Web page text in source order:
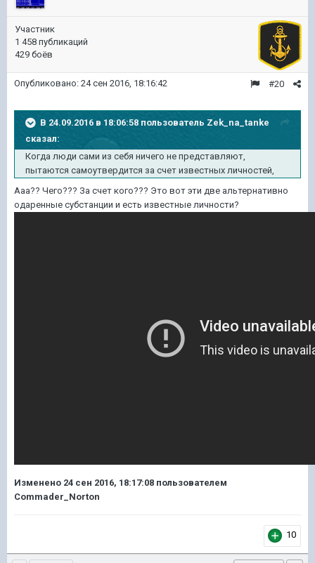
Участник
1 458 публикаций
429 боёв
#20
Опубликовано: 24 сен 2016, 18:16:42
В 24.09.2016 в 18:06:58 пользователь Zek_na_tanke
сказал:
Когда люди сами из себя ничего не представляют,
пытаются самоутвердится за счет известных личностей,
Ааа?? Чего??? За счет кого??? Это вот эти две альтернативно
одаренные субстанции и есть известные личности?
Изменено 24 сен 2016, 18:17:08 пользователем
Commader_Norton
10